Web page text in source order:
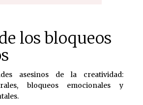
los bloqueos
asesinos de la creatividad:
bloqueos emocionales y